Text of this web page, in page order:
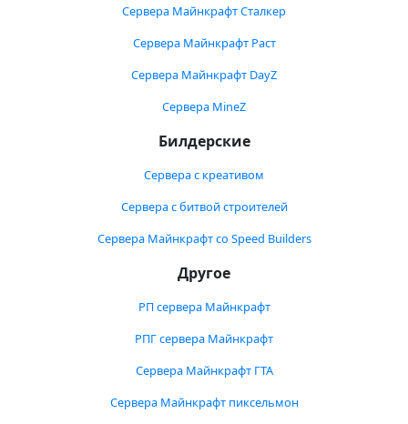
Сервера Майнкрафт Сталкер
Сервера Майнкрафт Раст
Сервера Майнкрафт DayZ
Сервера MineZ
Билдерские
Сервера с креативом
Сервера с битвой строителей
Сервера Майнкрафт со Speed Builders
Другое
РП сервера Майнкрафт
РПГ сервера Майнкрафт
Сервера Майнкрафт ГТА
Сервера Майнкрафт пиксельмон